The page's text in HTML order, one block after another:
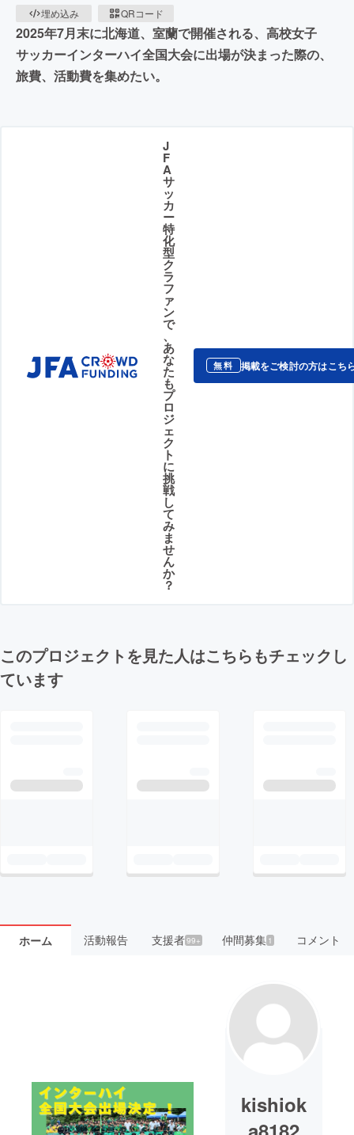
埋め込み
QRコード
2025年7月末に北海道、室蘭で開催される、高校女子
サッカーインターハイ全国大会に出場が決まった際の、
旅費、活動費を集めたい。
J
F
A
サ
ッ
カ
ー
特
化
型
ク
ラ
フ
ァ
ン
で
、
あ
な
た
も
プ
ロ
ジ
ェ
ク
ト
に
挑
戦
し
て
み
ま
せ
ん
か
？
無料 掲載をご検討の方はこち
このプロジェクトを見た人はこちらもチェックし
ています
ホーム 活動報告 支援者99+ 仲間募集 1 コメント
kishiok